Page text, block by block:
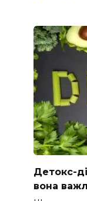
Детокс-
вона